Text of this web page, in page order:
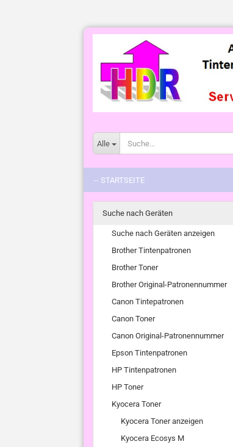
Alle
-- STARTSEITE
Suche nach Geräten
Suche nach Geräten anzeigen
Brother Tintenpatronen
Brother Toner
Brother Original-Patronennummer
Canon Tintepatronen
Canon Toner
Canon Original-Patronennummer
Epson Tintenpatronen
HP Tintenpatronen
HP Toner
Kyocera Toner
Kyocera Toner anzeigen
Kyocera Ecosys M